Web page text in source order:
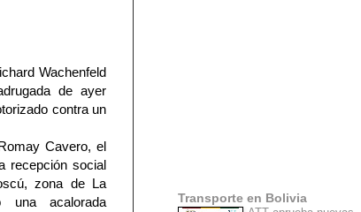
Wachenfeld
de ayer
contra un
Cavero, el
recepción social
zona de La
una acalorada
Transporte en Bolivia